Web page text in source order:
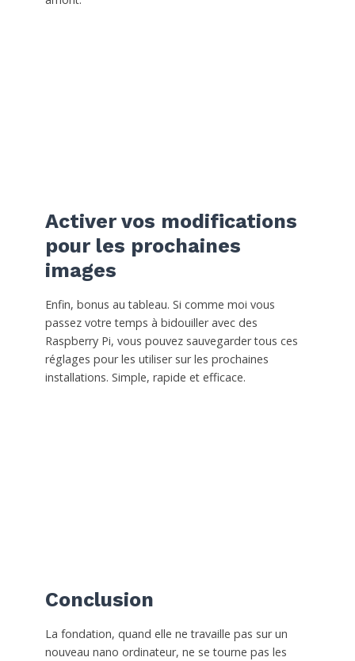
Activer vos modifications
pour les prochaines
images
Enfin, bonus au tableau. Si comme moi vous
passez votre temps à bidouiller avec des
Raspberry Pi, vous pouvez sauvegarder tous ces
réglages pour les utiliser sur les prochaines
installations. Simple, rapide et efficace.
Conclusion
La fondation, quand elle ne travaille pas sur un
nouveau nano ordinateur, ne se tourne pas les